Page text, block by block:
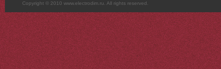
Copyright © 2010 www.electrodim.ru. All rights reserved.